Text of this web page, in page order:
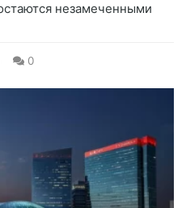
незамеченными
0